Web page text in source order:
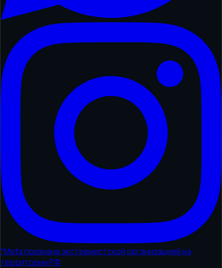
*Meta признана экстремистской организацией на
территории РФ